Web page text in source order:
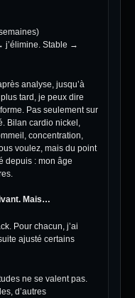
j’élimine. Stable →
analyse, jusqu’à
tard, je peux dire
Pas seulement sur
Bilan cardio nickel,
concentration,
voulez, mais du point
depuis : mon âge
Mais…
Pour chacun, j’ai
ajusté certains
ne se valent pas.
d’autres